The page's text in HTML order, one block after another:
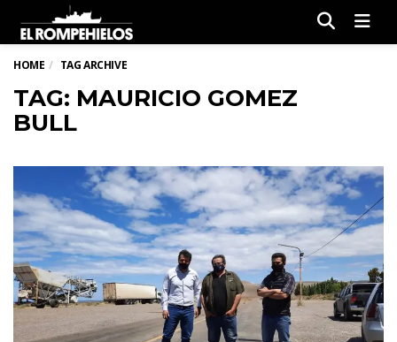
HOME TAG ARCHIVE
TAG: MAURICIO GOMEZ
BULL